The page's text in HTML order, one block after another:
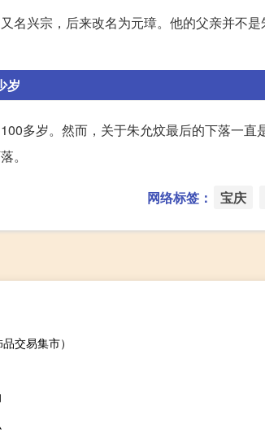
名兴宗，后来改名为元璋。他的父亲并不
岁
多岁。然而，关于朱允炆最后的下落一
。
网络标签： 宝庆
交易集市）